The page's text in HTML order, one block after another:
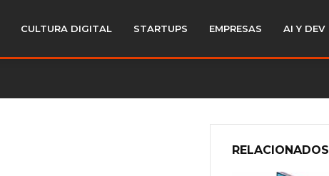
CULTURA DIGITAL STARTUPS EMPRESAS AI Y DEV
RELACIONADOS